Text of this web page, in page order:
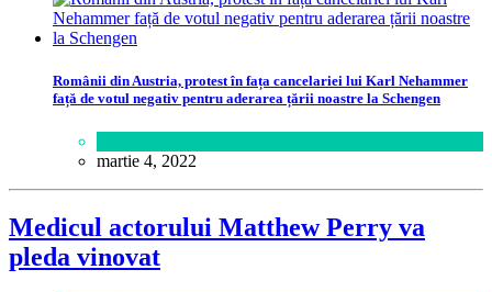
Românii din Austria, protest în fața cancelariei lui Karl Nehammer
față de votul negativ pentru aderarea țării noastre la Schengen
martie 4, 2022
Medicul actorului Matthew Perry va
pleda vinovat